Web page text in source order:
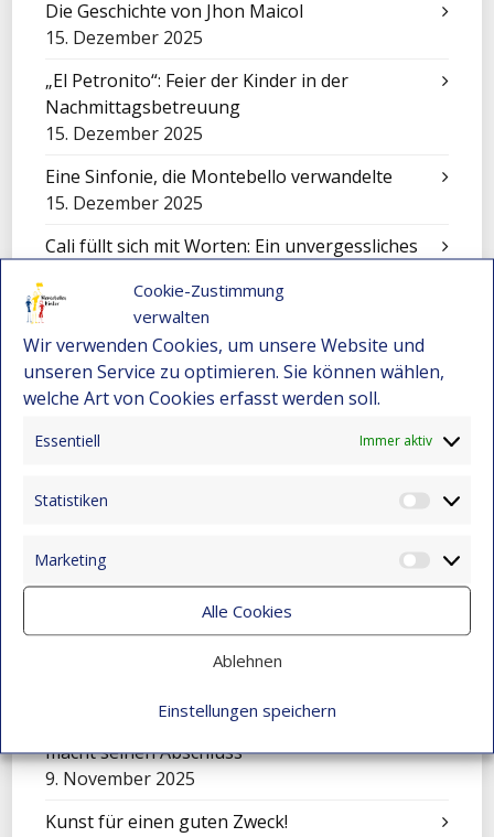
Cookie-Zustimmung
verwalten
Wir verwenden Cookies, um unsere Website und
unseren Service zu optimieren. Sie können wählen,
welche Art von Cookies erfasst werden soll.
Essentiell Immer aktiv
Statistiken
Marketing
Alle Cookies
Ablehnen
Einstellungen speichern
Die Geschichte von Jhon Maicol
15. Dezember 2025
„El Petronito“: Feier der Kinder in der
Nachmittagsbetreuung
15. Dezember 2025
Eine Sinfonie, die Montebello verwandelte
15. Dezember 2025
Cali füllt sich mit Worten: Ein unvergessliches
15. Dezember 2025
Festival-Seminar für Orchesterleitung 2025 –
Wo Gemeinschaft und Musik neue Wege
eröffnen
Esperanza beim Festival in El Salvador
Feier zum Tag der Liebe und Freundschaft
9. November 2025
Mit Klängen gemeinsam wachsen: Sinfonisches
Konzert in Montebello
Über sich hinauswachsen: Juan Camilo Vidal
macht seinen Abschluss
9. November 2025
Kunst für einen guten Zweck!